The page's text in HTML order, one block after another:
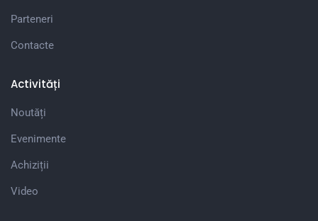
Parteneri
Contacte
Activități
Noutăți
Evenimente
Achiziții
Video